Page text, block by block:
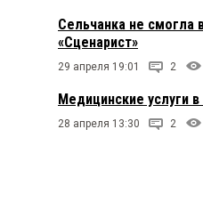
Сельчанка не смогла
«Сценарист»
29 апреля 19:01 2
Медицинские услуги
28 апреля 13:30 2